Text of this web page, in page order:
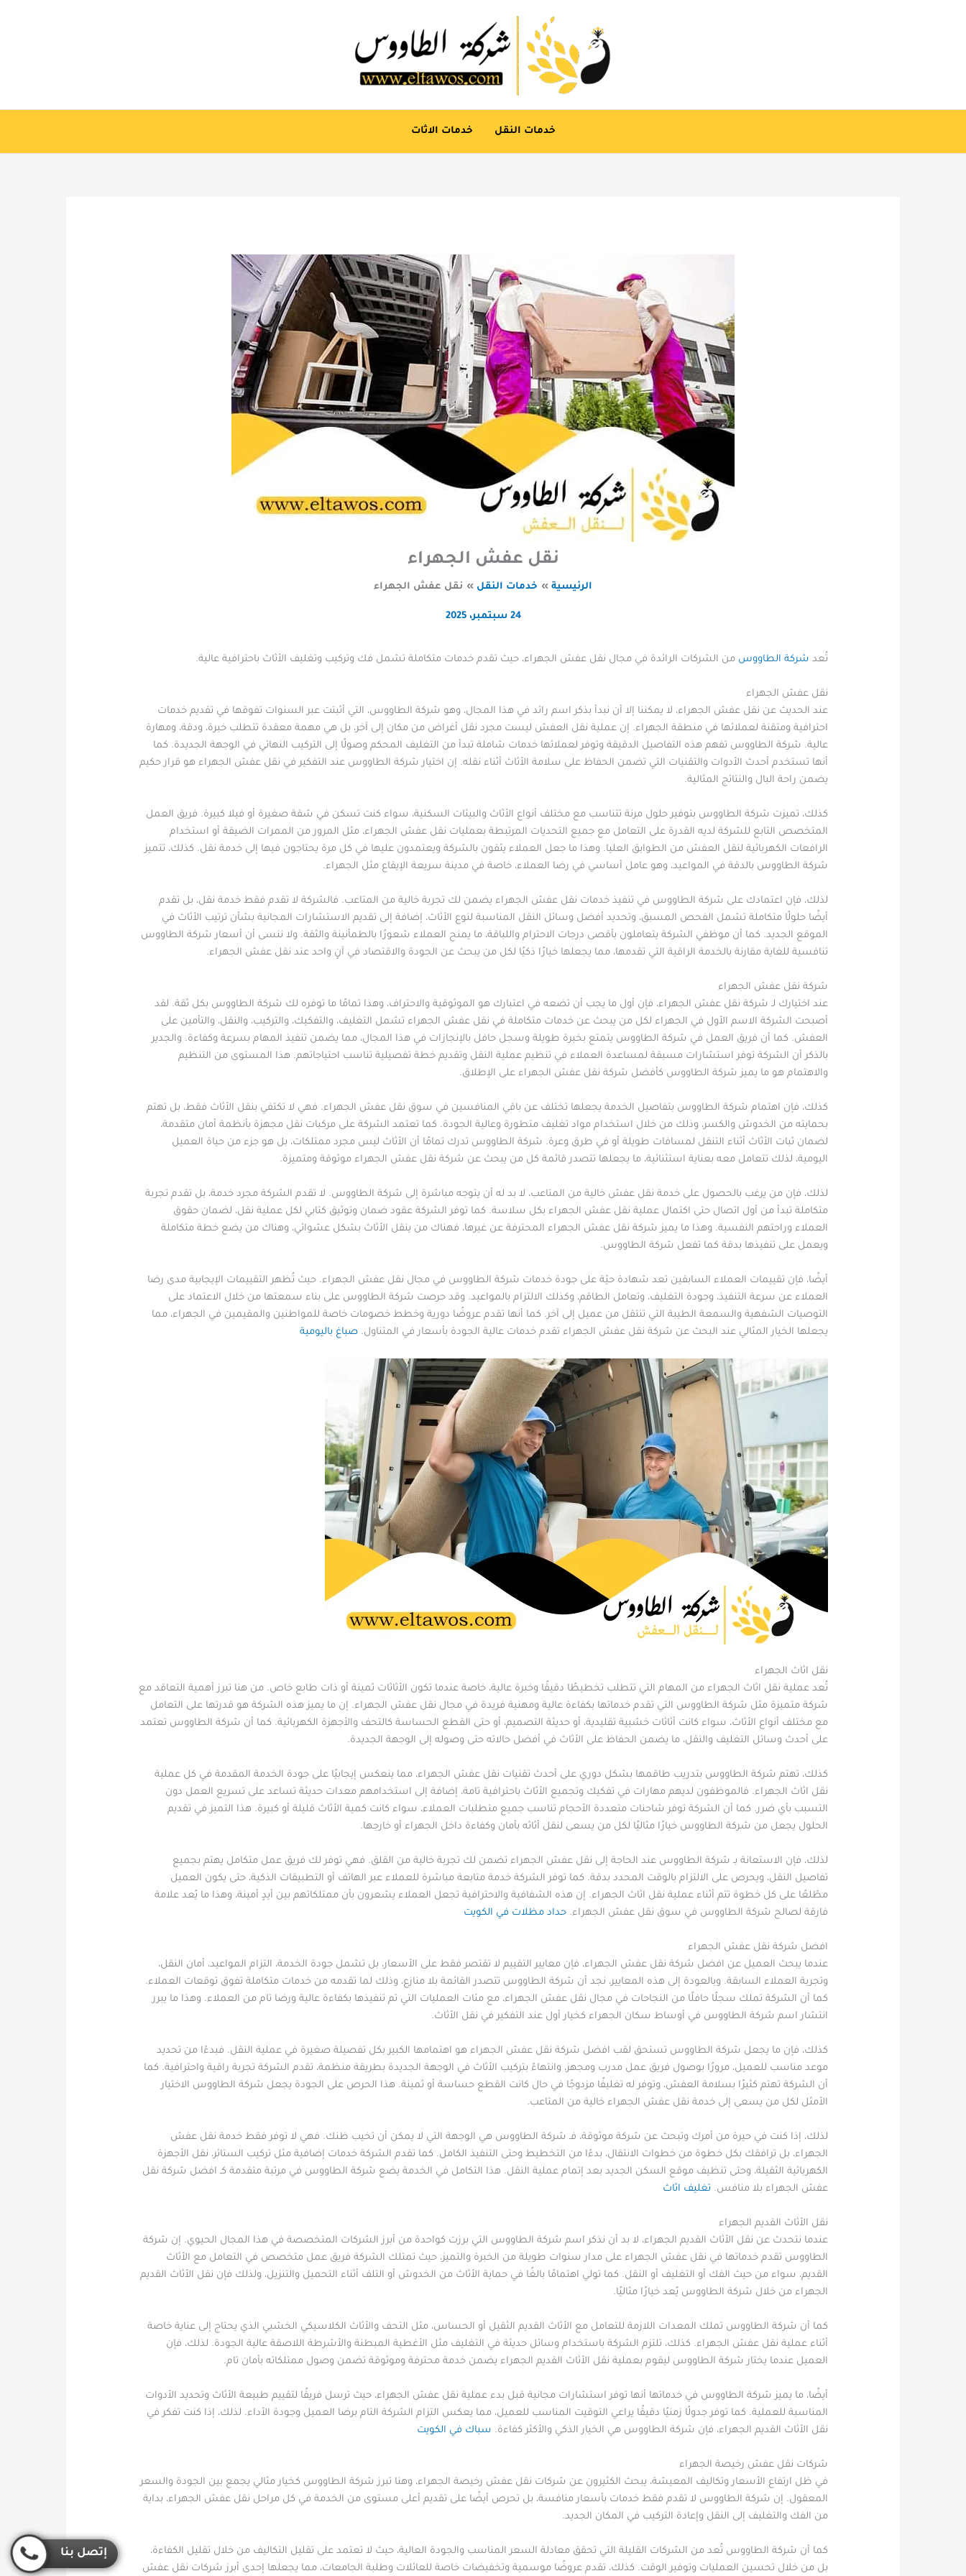
خدمات النقل خدمات الاثات
نقل عفش الجهراء
الرئيسية خدمات النقل نقل عفش الجهراء
24 سبتمبر، 2025
تُعد شركة الطاووس من الشركات الرائدة في مجال نقل عفش الجهراء، حيث تقدم خدمات متكاملة تشمل فك وتركيب وتغليف الأثاث باحترافية عالية.
نقل عفش الجهراء
عند الحديث عن نقل عفش الجهراء، لا يمكننا إلا أن نبدأ بذكر اسم رائد في هذا المجال، وهو شركة الطاووس، التي أثبتت عبر السنوات تفوقها في تقديم خدمات
احترافية ومتقنة لعملائها في منطقة الجهراء. إن عملية نقل العفش ليست مجرد نقل أغراض من مكان إلى آخر، بل هي مهمة معقدة تتطلب خبرة، ودقة، ومهارة
عالية. شركة الطاووس تفهم هذه التفاصيل الدقيقة وتوفر لعملائها خدمات شاملة تبدأ من التغليف المحكم وصولًا إلى التركيب النهائي في الوجهة الجديدة. كما
أنها تستخدم أحدث الأدوات والتقنيات التي تضمن الحفاظ على سلامة الأثاث أثناء نقله. إن اختيار شركة الطاووس عند التفكير في نقل عفش الجهراء هو قرار حكيم
يضمن راحة البال والنتائج المثالية.
كذلك، تميزت شركة الطاووس بتوفير حلول مرنة تتناسب مع مختلف أنواع الأثاث والبيئات السكنية، سواء كنت تسكن في شقة صغيرة أو فيلا كبيرة. فريق العمل
المتخصص التابع للشركة لديه القدرة على التعامل مع جميع التحديات المرتبطة بعمليات نقل عفش الجهراء، مثل المرور من الممرات الضيقة أو استخدام
الرافعات الكهربائية لنقل العفش من الطوابق العليا. وهذا ما جعل العملاء يثقون بالشركة ويعتمدون عليها في كل مرة يحتاجون فيها إلى خدمة نقل. كذلك، تتميز
شركة الطاووس بالدقة في المواعيد، وهو عامل أساسي في رضا العملاء، خاصة في مدينة سريعة الإيقاع مثل الجهراء.
لذلك، فإن اعتمادك على شركة الطاووس في تنفيذ خدمات نقل عفش الجهراء يضمن لك تجربة خالية من المتاعب. فالشركة لا تقدم فقط خدمة نقل، بل تقدم
أيضًا حلولًا متكاملة تشمل الفحص المسبق، وتحديد أفضل وسائل النقل المناسبة لنوع الأثاث، إضافة إلى تقديم الاستشارات المجانية بشأن ترتيب الأثاث في
الموقع الجديد. كما أن موظفي الشركة يتعاملون بأقصى درجات الاحترام واللباقة، ما يمنح العملاء شعورًا بالطمأنينة والثقة. ولا ننسى أن أسعار شركة الطاووس
تنافسية للغاية مقارنة بالخدمة الراقية التي تقدمها، مما يجعلها خيارًا ذكيًا لكل من يبحث عن الجودة والاقتصاد في آنٍ واحد عند نقل عفش الجهراء.
شركة نقل عفش الجهراء
عند اختيارك لـ شركة نقل عفش الجهراء، فإن أول ما يجب أن تضعه في اعتبارك هو الموثوقية والاحتراف، وهذا تمامًا ما توفره لك شركة الطاووس بكل ثقة. لقد
أصبحت الشركة الاسم الأول في الجهراء لكل من يبحث عن خدمات متكاملة في نقل عفش الجهراء تشمل التغليف، والتفكيك، والتركيب، والنقل، والتأمين على
العفش. كما أن فريق العمل في شركة الطاووس يتمتع بخبرة طويلة وسجل حافل بالإنجازات في هذا المجال، مما يضمن تنفيذ المهام بسرعة وكفاءة. والجدير
بالذكر أن الشركة توفر استشارات مسبقة لمساعدة العملاء في تنظيم عملية النقل وتقديم خطة تفصيلية تناسب احتياجاتهم. هذا المستوى من التنظيم
والاهتمام هو ما يميز شركة الطاووس كأفضل شركة نقل عفش الجهراء على الإطلاق.
كذلك، فإن اهتمام شركة الطاووس بتفاصيل الخدمة يجعلها تختلف عن باقي المنافسين في سوق نقل عفش الجهراء. فهي لا تكتفي بنقل الأثاث فقط، بل تهتم
بحمايته من الخدوش والكسر، وذلك من خلال استخدام مواد تغليف متطورة وعالية الجودة. كما تعتمد الشركة على مركبات نقل مجهزة بأنظمة أمان متقدمة،
لضمان ثبات الأثاث أثناء التنقل لمسافات طويلة أو في طرق وعرة. شركة الطاووس تدرك تمامًا أن الأثاث ليس مجرد ممتلكات، بل هو جزء من حياة العميل
اليومية، لذلك تتعامل معه بعناية استثنائية، ما يجعلها تتصدر قائمة كل من يبحث عن شركة نقل عفش الجهراء موثوقة ومتميزة.
لذلك، فإن من يرغب بالحصول على خدمة نقل عفش خالية من المتاعب، لا بد له أن يتوجه مباشرة إلى شركة الطاووس. لا تقدم الشركة مجرد خدمة، بل تقدم تجربة
متكاملة تبدأ من أول اتصال حتى اكتمال عملية نقل عفش الجهراء بكل سلاسة. كما توفر الشركة عقود ضمان وتوثيق كتابي لكل عملية نقل، لضمان حقوق
العملاء وراحتهم النفسية. وهذا ما يميز شركة نقل عفش الجهراء المحترفة عن غيرها، فهناك من ينقل الأثاث بشكل عشوائي، وهناك من يضع خطة متكاملة
ويعمل على تنفيذها بدقة كما تفعل شركة الطاووس.
أيضًا، فإن تقييمات العملاء السابقين تعد شهادة حيّة على جودة خدمات شركة الطاووس في مجال نقل عفش الجهراء. حيث تُظهر التقييمات الإيجابية مدى رضا
العملاء عن سرعة التنفيذ، وجودة التغليف، وتعامل الطاقم، وكذلك الالتزام بالمواعيد. وقد حرصت شركة الطاووس على بناء سمعتها من خلال الاعتماد على
التوصيات الشفهية والسمعة الطيبة التي تنتقل من عميل إلى آخر. كما أنها تقدم عروضًا دورية وخطط خصومات خاصة للمواطنين والمقيمين في الجهراء، مما
يجعلها الخيار المثالي عند البحث عن شركة نقل عفش الجهراء تقدم خدمات عالية الجودة بأسعار في المتناول.صباغ باليومية
نقل اثاث الجهراء
تُعد عملية نقل اثاث الجهراء من المهام التي تتطلب تخطيطًا دقيقًا وخبرة عالية، خاصة عندما تكون الأثاثات ثمينة أو ذات طابع خاص. من هنا تبرز أهمية التعاقد مع
شركة متميزة مثل شركة الطاووس التي تقدم خدماتها بكفاءة عالية ومهنية فريدة في مجال نقل عفش الجهراء. إن ما يميز هذه الشركة هو قدرتها على التعامل
مع مختلف أنواع الأثاث، سواء كانت أثاثات خشبية تقليدية، أو حديثة التصميم، أو حتى القطع الحساسة كالتحف والأجهزة الكهربائية. كما أن شركة الطاووس تعتمد
على أحدث وسائل التغليف والنقل، ما يضمن الحفاظ على الأثاث في أفضل حالاته حتى وصوله إلى الوجهة الجديدة.
كذلك، تهتم شركة الطاووس بتدريب طاقمها بشكل دوري على أحدث تقنيات نقل عفش الجهراء، مما ينعكس إيجابيًا على جودة الخدمة المقدمة في كل عملية
نقل اثاث الجهراء. فالموظفون لديهم مهارات في تفكيك وتجميع الأثاث باحترافية تامة، إضافة إلى استخدامهم معدات حديثة تساعد على تسريع العمل دون
التسبب بأي ضرر. كما أن الشركة توفر شاحنات متعددة الأحجام تناسب جميع متطلبات العملاء، سواء كانت كمية الأثاث قليلة أو كبيرة. هذا التميز في تقديم
الحلول يجعل من شركة الطاووس خيارًا مثاليًا لكل من يسعى لنقل أثاثه بأمان وكفاءة داخل الجهراء أو خارجها.
لذلك، فإن الاستعانة بـ شركة الطاووس عند الحاجة إلى نقل عفش الجهراء تضمن لك تجربة خالية من القلق. فهي توفر لك فريق عمل متكامل يهتم بجميع
تفاصيل النقل، ويحرص على الالتزام بالوقت المحدد بدقة. كما توفر الشركة خدمة متابعة مباشرة للعملاء عبر الهاتف أو التطبيقات الذكية، حتى يكون العميل
مطّلعًا على كل خطوة تتم أثناء عملية نقل اثاث الجهراء. إن هذه الشفافية والاحترافية تجعل العملاء يشعرون بأن ممتلكاتهم بين أيدٍ أمينة، وهذا ما يُعد علامة
فارقة لصالح شركة الطاووس في سوق نقل عفش الجهراء.حداد مظلات في الكويت
افضل شركة نقل عفش الجهراء
عندما يبحث العميل عن افضل شركة نقل عفش الجهراء، فإن معايير التقييم لا تقتصر فقط على الأسعار، بل تشمل جودة الخدمة، التزام المواعيد، أمان النقل،
وتجربة العملاء السابقة. وبالعودة إلى هذه المعايير، نجد أن شركة الطاووس تتصدر القائمة بلا منازع، وذلك لما تقدمه من خدمات متكاملة تفوق توقعات العملاء.
كما أن الشركة تملك سجلًا حافلًا من النجاحات في مجال نقل عفش الجهراء، مع مئات العمليات التي تم تنفيذها بكفاءة عالية ورضا تام من العملاء. وهذا ما يبرر
انتشار اسم شركة الطاووس في أوساط سكان الجهراء كخيار أول عند التفكير في نقل الأثاث.
كذلك، فإن ما يجعل شركة الطاووس تستحق لقب افضل شركة نقل عفش الجهراء هو اهتمامها الكبير بكل تفصيلة صغيرة في عملية النقل. فبدءًا من تحديد
موعد مناسب للعميل، مرورًا بوصول فريق عمل مدرب ومجهز، وانتهاءً بتركيب الأثاث في الوجهة الجديدة بطريقة منظمة، تقدم الشركة تجربة راقية واحترافية. كما
أن الشركة تهتم كثيرًا بسلامة العفش، وتوفر له تغليفًا مزدوجًا في حال كانت القطع حساسة أو ثمينة. هذا الحرص على الجودة يجعل شركة الطاووس الاختيار
الأمثل لكل من يسعى إلى خدمة نقل عفش الجهراء خالية من المتاعب.
لذلك، إذا كنت في حيرة من أمرك وتبحث عن شركة موثوقة، فـ شركة الطاووس هي الوجهة التي لا يمكن أن تخيب ظنك. فهي لا توفر فقط خدمة نقل عفش
الجهراء، بل ترافقك بكل خطوة من خطوات الانتقال، بدءًا من التخطيط وحتى التنفيذ الكامل. كما تقدم الشركة خدمات إضافية مثل تركيب الستائر، نقل الأجهزة
الكهربائية الثقيلة، وحتى تنظيف موقع السكن الجديد بعد إتمام عملية النقل. هذا التكامل في الخدمة يضع شركة الطاووس في مرتبة متقدمة كـ افضل شركة نقل
عفش الجهراء بلا منافس.​ تغليف اثاث
نقل الأثاث القديم الجهراء
عندما نتحدث عن نقل الأثاث القديم الجهراء، لا بد أن نذكر اسم شركة الطاووس التي برزت كواحدة من أبرز الشركات المتخصصة في هذا المجال الحيوي. إن شركة
الطاووس تقدم خدماتها في نقل عفش الجهراء على مدار سنوات طويلة من الخبرة والتميز، حيث تمتلك الشركة فريق عمل متخصص في التعامل مع الأثاث
القديم، سواء من حيث الفك أو التغليف أو النقل. كما تولي اهتمامًا بالغًا في حماية الأثاث من الخدوش أو التلف أثناء التحميل والتنزيل، ولذلك فإن نقل الأثاث القديم
الجهراء من خلال شركة الطاووس يُعد خيارًا مثاليًا.
كما أن شركة الطاووس تملك المعدات اللازمة للتعامل مع الأثاث القديم الثقيل أو الحساس، مثل التحف والأثاث الكلاسيكي الخشبي الذي يحتاج إلى عناية خاصة
أثناء عملية نقل عفش الجهراء. كذلك، تلتزم الشركة باستخدام وسائل حديثة في التغليف مثل الأغطية المبطنة والأشرطة اللاصقة عالية الجودة. لذلك، فإن
العميل عندما يختار شركة الطاووس ليقوم بعملية نقل الأثاث القديم الجهراء يضمن خدمة محترفة وموثوقة تضمن وصول ممتلكاته بأمان تام.
أيضًا، ما يميز شركة الطاووس في خدماتها أنها توفر استشارات مجانية قبل بدء عملية نقل عفش الجهراء، حيث ترسل فريقًا لتقييم طبيعة الأثاث وتحديد الأدوات
المناسبة للعملية. كما توفر جدولًا زمنيًا دقيقًا يراعي التوقيت المناسب للعميل، مما يعكس التزام الشركة التام برضا العميل وجودة الأداء. لذلك، إذا كنت تفكر في
نقل الأثاث القديم الجهراء، فإن شركة الطاووس هي الخيار الذكي والأكثر كفاءة. سباك في الكويت
شركات نقل عفش رخيصة الجهراء
في ظل ارتفاع الأسعار وتكاليف المعيشة، يبحث الكثيرون عن شركات نقل عفش رخيصة الجهراء، وهنا تبرز شركة الطاووس كخيار مثالي يجمع بين الجودة والسعر
المعقول. إن شركة الطاووس لا تقدم فقط خدمات بأسعار منافسة، بل تحرص أيضًا على تقديم أعلى مستوى من الخدمة في كل مراحل نقل عفش الجهراء، بداية
من الفك والتغليف إلى النقل وإعادة التركيب في المكان الجديد.
كما أن شركة الطاووس تُعد من الشركات القليلة التي تحقق معادلة السعر المناسب والجودة العالية، حيث لا تعتمد على تقليل التكاليف من خلال تقليل الكفاءة،
بل من خلال تحسين العمليات وتوفير الوقت. كذلك، تقدم عروضًا موسمية وتخفيضات خاصة للعائلات وطلبة الجامعات، مما يجعلها إحدى أبرز شركات نقل عفش
إتصل بنا